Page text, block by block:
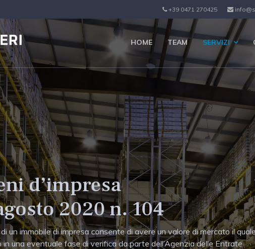
+39 0471 270425
HOME TEAM SERVIZI
d’impresa
2020 n. 104
un immobile di impresa consente di avere un valore di mercato il
una eventuale fase di verifica da parte dell’Agenzia delle Entrate